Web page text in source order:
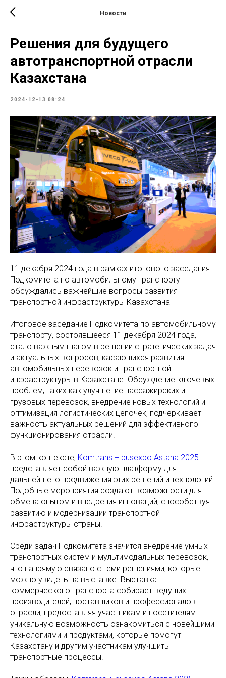
Новости
Решения для будущего
автотранспортной отрасли
Казахстана
2024-12-13 08:24
11 декабря 2024 года в рамках итогового заседания
Подкомитета по автомобильному транспорту
обсуждались важнейшие вопросы развития
транспортной инфраструктуры Казахстана
Итоговое заседание Подкомитета по автомобильному
транспорту, состоявшееся 11 декабря 2024 года,
стало важным шагом в решении стратегических задач
и актуальных вопросов, касающихся развития
автомобильных перевозок и транспортной
инфраструктуры в Казахстане. Обсуждение ключевых
проблем, таких как улучшение пассажирских и
грузовых перевозок, внедрение новых технологий и
оптимизация логистических цепочек, подчеркивает
важность актуальных решений для эффективного
функционирования отрасли.
В этом контексте, Komtrans + busexpo Astana 2025
представляет собой важную платформу для
дальнейшего продвижения этих решений и технологий.
Подобные мероприятия создают возможности для
обмена опытом и внедрения инноваций, способствуя
развитию и модернизации транспортной
инфраструктуры страны.
Среди задач Подкомитета значится внедрение умных
транспортных систем и мультимодальных перевозок,
что напрямую связано с теми решениями, которые
можно увидеть на выставке. Выставка
коммерческого транспорта собирает ведущих
производителей, поставщиков и профессионалов
отрасли, предоставляя участникам и посетителям
уникальную возможность ознакомиться с новейшими
технологиями и продуктами, которые помогут
Казахстану и другим участникам улучшить
транспортные процессы.